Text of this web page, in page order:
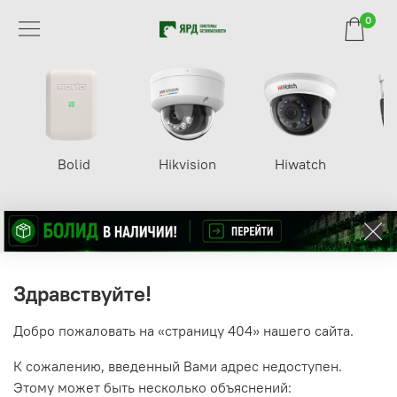
0
Bolid Hikvision Hiwatch
Здравствуйте!
Добро пожаловать на «страницу 404» нашего сайта.
К сожалению, введенный Вами адрес недоступен.
Этому может быть несколько объяснений: